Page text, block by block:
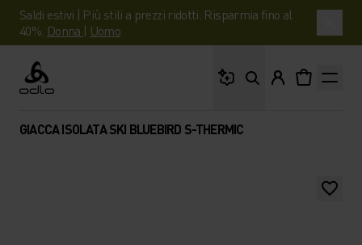
Saldi estivi | Più stili a prezzi ridotti. Risparmia fino al
40%. Donna | Uomo
Odlo
GIACCA ISOLATA SKI BLUEBIRD S-THERMIC